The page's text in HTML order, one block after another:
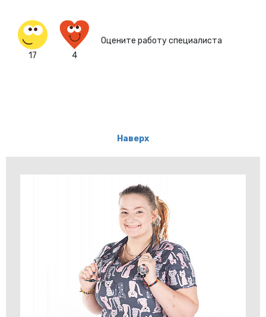
17 4
Оцените работу специалиста
Наверх